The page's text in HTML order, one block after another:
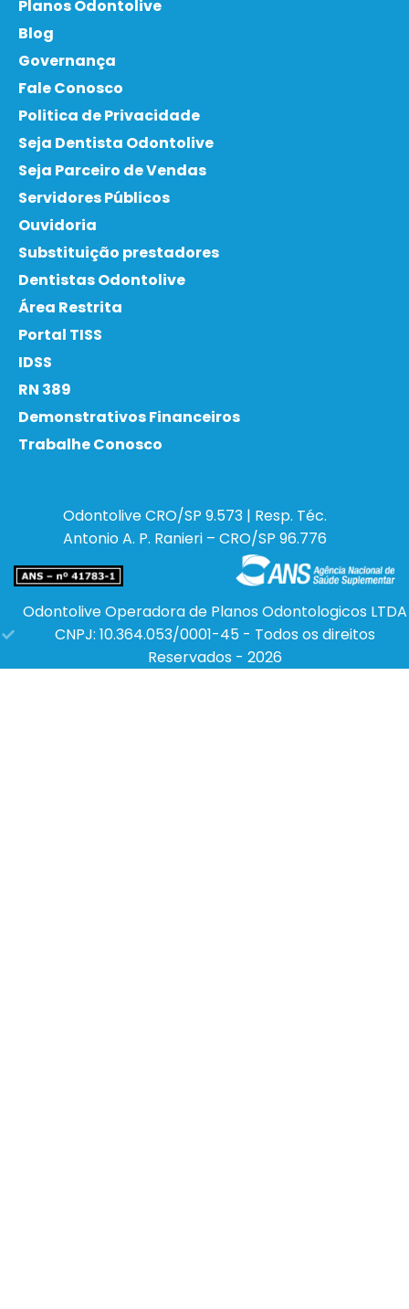
Planos Odontolive
Blog
Governança
Fale Conosco
Politica de Privacidade
Seja Dentista Odontolive
Seja Parceiro de Vendas
Servidores Públicos
Ouvidoria
Substituição prestadores
Dentistas Odontolive
Área Restrita
Portal TISS
IDSS
RN 389
Demonstrativos Financeiros
Trabalhe Conosco
OdontoliveCRO/SP 9.573 | Resp. Téc.
Antonio A. P. Ranieri – CRO/SP 96.776
Odontolive Operadora de Planos Odontologicos LTDA
CNPJ: 10.364.053/0001-45 - Todos os direitos
Reservados - 2026